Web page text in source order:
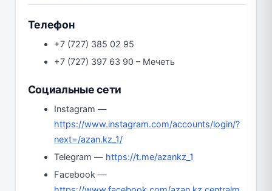
Телефон
+7 (727) 385 02 95
+7 (727) 397 63 90 – Мечеть
Социальные сети
Instagram —
https://www.instagram.com/accounts/login/?
next=/azan.kz_1/
Telegram — https://t.me/azankz_1
Facebook —